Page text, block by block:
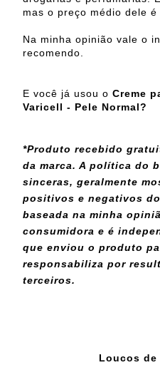
mas o preço médio dele é
Na minha opinião vale o
recomendo.
E você já usou o Creme
Varicell - Pele Normal?
*Produto recebido
da marca. A política do
sinceras, geralmente
positivos e negativos
baseada na minha
consumidora e é
que enviou o produto
responsabiliza por
terceiros.
Loucos